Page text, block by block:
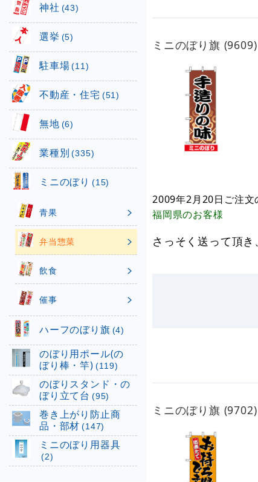
ミニのぼり旗
2009年2月20日 ご注文
福岡県のお客様
さっそく送って頂
ミニのぼり旗
神社 (43)
選挙 (5)
駐車場 (11)
不動産・住宅 (51)
無地 (6)
業種別 (335)
ミニのぼり (15)
青果
弁当惣菜
飲食
催事
ハーフのぼり旗 (4)
のぼり用ポール(の
ぼり棒・竿) (119)
のぼりスタンド・の
ぼり立て台 (95)
巻き上がり防止商
品・部材 (147)
ミニのぼり用器具
(2)